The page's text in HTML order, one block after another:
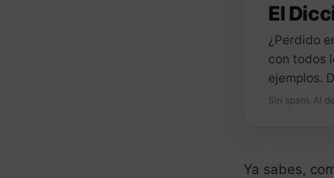
El
¿Perdido
con todos
ejemplos.
Sin spam. Al
Ya sabes,